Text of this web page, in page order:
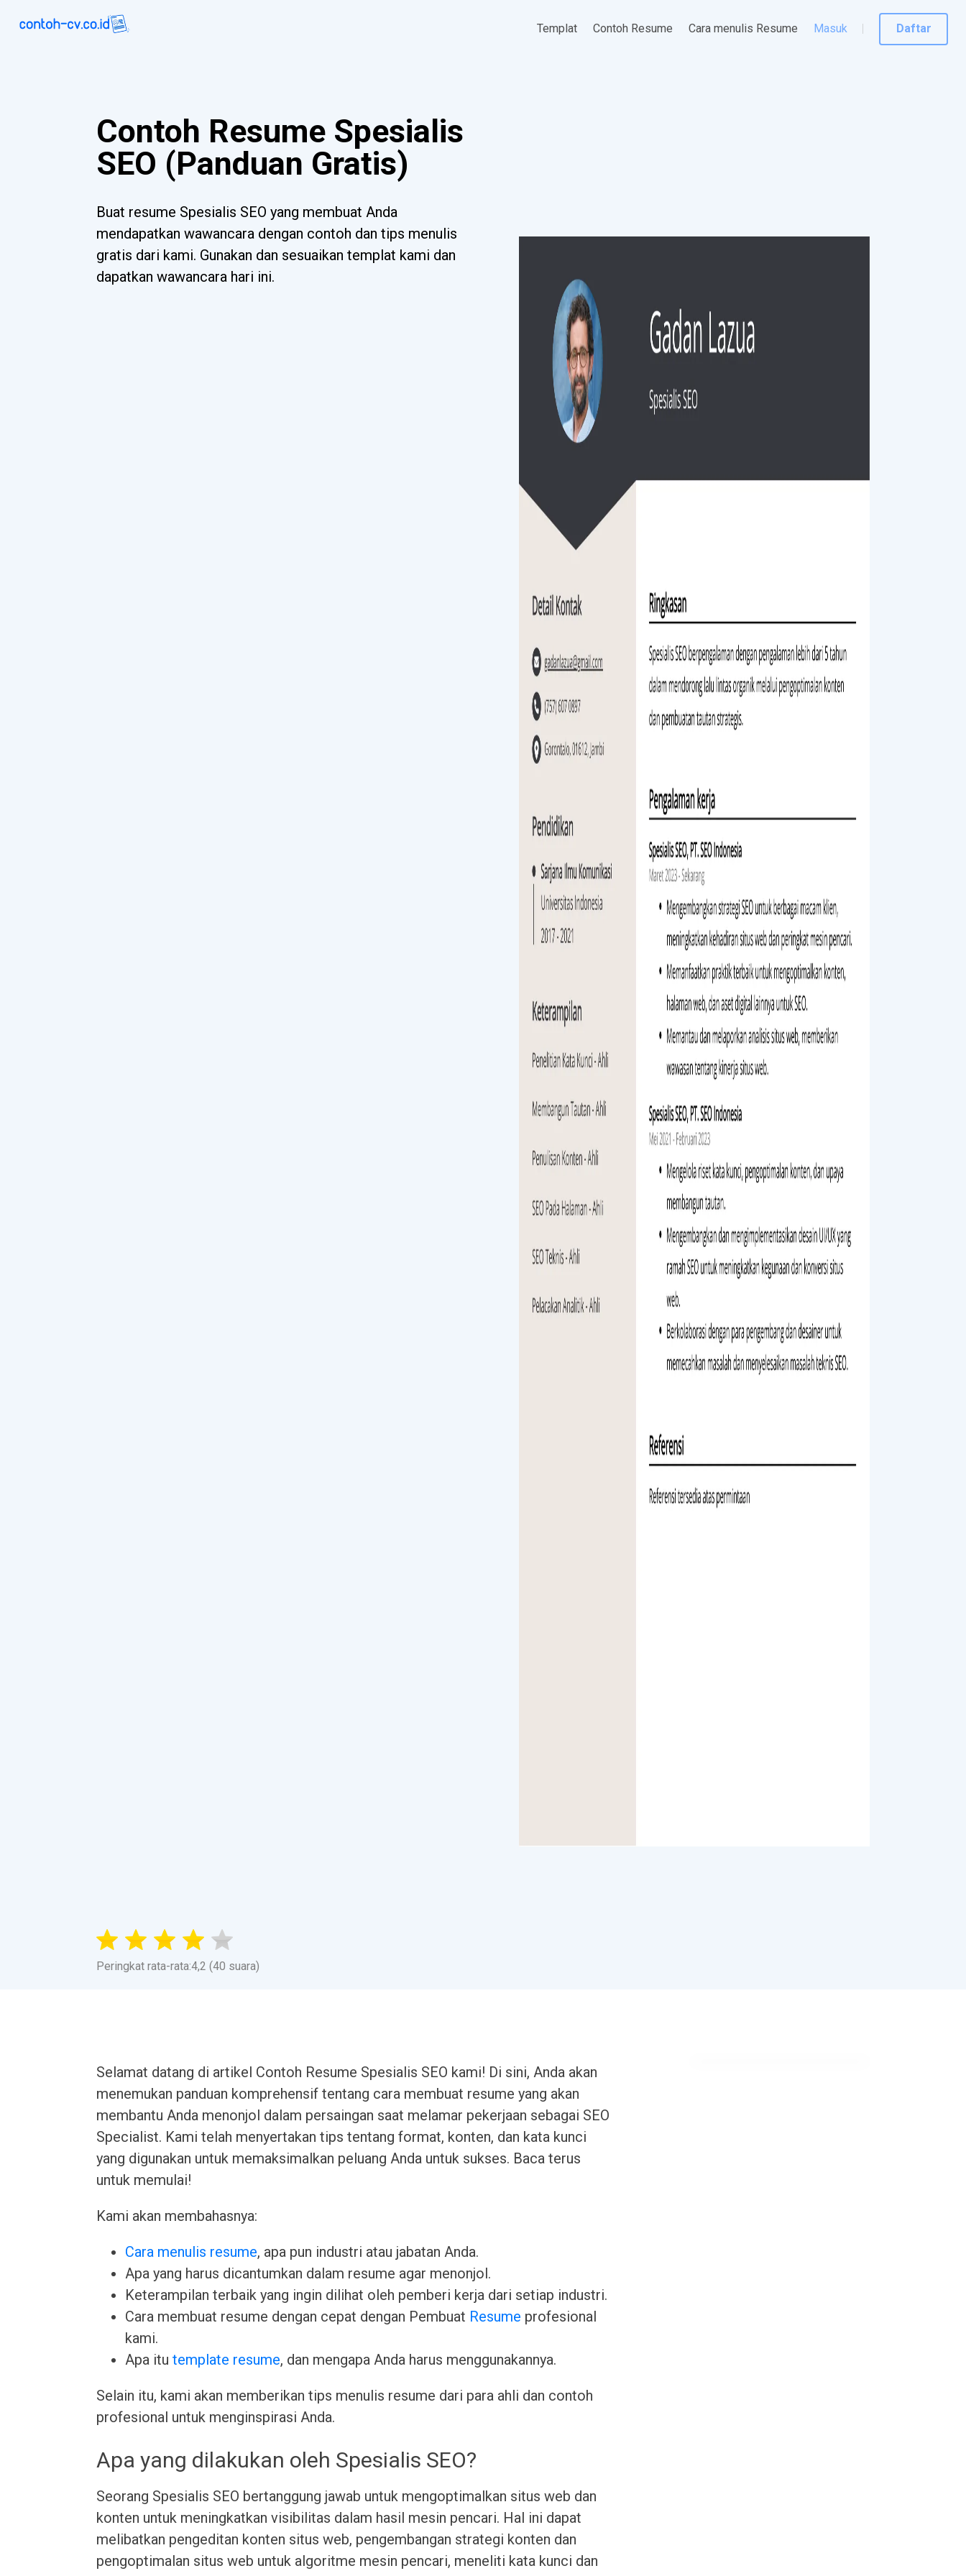
Templat Contoh Resume Cara menulis Resume Masuk Daftar
Contoh Resume Spesialis
SEO (Panduan Gratis)
Buat resume Spesialis SEO yang membuat Anda
mendapatkan wawancara dengan contoh dan tips menulis
gratis dari kami. Gunakan dan sesuaikan templat kami dan
dapatkan wawancara hari ini.
Peringkat rata-rata:4,2 (40 suara)
Selamat datang di artikel Contoh Resume Spesialis SEO kami! Di sini, Anda akan
menemukan panduan komprehensif tentang cara membuat resume yang akan
membantu Anda menonjol dalam persaingan saat melamar pekerjaan sebagai SEO
Specialist. Kami telah menyertakan tips tentang format, konten, dan kata kunci
yang digunakan untuk memaksimalkan peluang Anda untuk sukses. Baca terus
untuk memulai!
Kami akan membahasnya:
Cara menulis resume, apa pun industri atau jabatan Anda.
Apa yang harus dicantumkan dalam resume agar menonjol.
Keterampilan terbaik yang ingin dilihat oleh pemberi kerja dari setiap industri.
Cara membuat resume dengan cepat dengan Pembuat Resume profesional
kami.
Apa itutemplate resume, dan mengapa Anda harus menggunakannya.
Selain itu, kami akan memberikan tips menulis resume dari para ahli dan contoh
profesional untuk menginspirasi Anda.
Apa yang dilakukan oleh Spesialis SEO?
Seorang Spesialis SEO bertanggung jawab untuk mengoptimalkan situs web dan
konten untuk meningkatkan visibilitas dalam hasil mesin pencari. Hal ini dapat
melibatkan pengeditan konten situs web, pengembangan strategi konten dan
pengoptimalan situs web untuk algoritme mesin pencari, meneliti kata kunci dan